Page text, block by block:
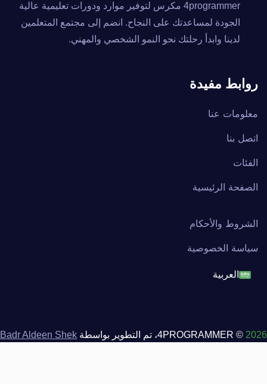
4programmer مكرس لتوفير موارد ودورات تعليمية عالية
الجودة لمساعدتك على النجاح. انضم إلى مجتمع المتعلمين
لدينا وابدأ رحلتك نحو النمو الشخصي والمهني.
روابط مفيدة
معلومات عنا
اتصل بنا
الفئات
الصفحة الرئيسية
الشروط والأحكام
سياسة الخصوصية
العربية
français 2026 © 4PROGRAMMER، تم التطوير بواسطة
Badr Aldeen Shek